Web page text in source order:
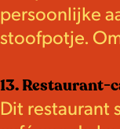
persoonlijke
stoofpotje.
13. Restaurant-
Dit restaurant